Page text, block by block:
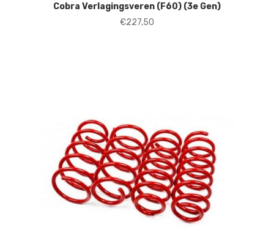
Cobra Verlagingsveren (F60) (3e Gen)
€227,50